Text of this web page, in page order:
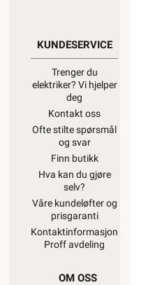
KUNDESERVICE
Trenger du
elektriker? Vi hjelper
deg
Kontakt oss
Ofte stilte spørsmål
og svar
Finn butikk
Hva kan du gjøre
selv?
Våre kundeløfter og
prisgaranti
Kontaktinformasjon
Proff avdeling
OM OSS